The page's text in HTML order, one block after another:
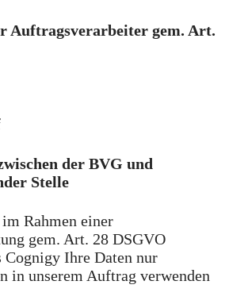
Auftragsverarbeiter gem. Art.
der BVG und
Stelle
Rahmen einer
gem. Art. 28 DSGVO
Cognigy Ihre Daten nur
in unserem Auftrag verwenden